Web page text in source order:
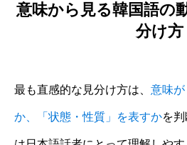
意味から見る韓国語の
分け方
最も直感的な見分け方は、 意味
か、「状態・性質」を表すかを